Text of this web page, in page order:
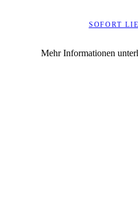
SOFORT
Mehr Informationen